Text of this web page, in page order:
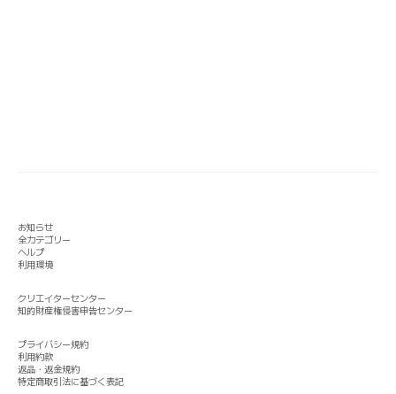
お知らせ
全カテゴリー
ヘルプ
利用環境
クリエイターセンター
知的財産権侵害申告センター
プライバシー規約
利用約款
返品・返金規約
特定商取引法に基づく表記